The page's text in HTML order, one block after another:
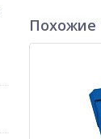
Похожие